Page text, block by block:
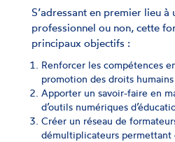
S’adressant en premier lieu à
professionnel ou non, cette
principaux objectifs :
Renforcer les compétences
promotion des droits humains
Apporter un savoir-faire en
d’outils numériques
Créer un réseau de
démultiplicateurs permettant